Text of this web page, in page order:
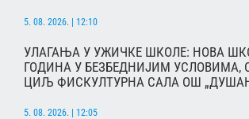
5. 08. 2026. | 12:10
УЛАГАЊА У УЖИЧКЕ ШКОЛЕ: НОВА
ГОДИНА У БЕЗБЕДНИЈИМ УСЛОВИМА,
ЦИЉ ФИСКУЛТУРНА САЛА ОШ
5. 08. 2026. | 12:05